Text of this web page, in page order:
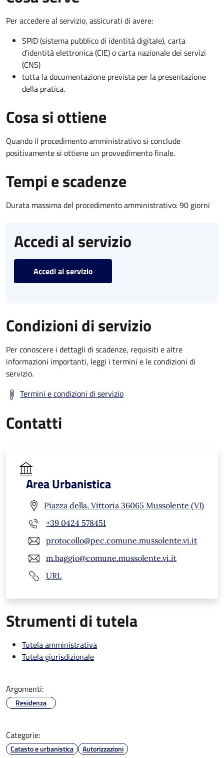
Per accedere al servizio, assicurati di avere:
SPID (sistema pubblico di identità digitale), carta
d’identità elettronica (CIE) o carta nazionale dei servizi
(CNS)
tutta la documentazione prevista per la presentazione
della pratica.
Cosa si ottiene
Quando il procedimento amministrativo si conclude
positivamente si ottiene un provvedimento finale.
Tempi e scadenze
Durata massima del procedimento amministrativo: 90 giorni
Accedi al servizio
Accedi al servizio
Condizioni di servizio
Per conoscere i dettagli di scadenze, requisiti e altre
informazioni importanti, leggi i termini e le condizioni di
servizio.
Termini e condizioni di servizio
Contatti
Area Urbanistica
Piazza della, Vittoria 36065 Mussolente (VI)
+39 0424 578451
protocollo@pec.comune.mussolente.vi.it
m.baggio@comune.mussolente.vi.it
URL
Strumenti di tutela
Tutela amministrativa
Tutela giurisdizionale
Argomenti:
Residenza
Categorie:
Catasto e urbanistica Autorizzazioni